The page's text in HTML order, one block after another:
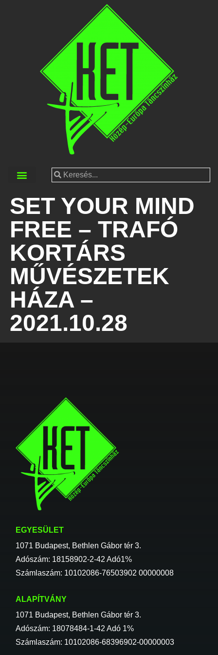
SET YOUR MIND
FREE – TRAFÓ
KORTÁRS
MŰVÉSZETEK
HÁZA –
2021.10.28
EGYESÜLET
1071 Budapest, Bethlen Gábor tér 3.
Adószám: 18158902-2-42 Adó1%
Számlaszám: 10102086-76503902 00000008
ALAPÍTVÁNY
1071 Budapest, Bethlen Gábor tér 3.
Adószám: 18078484-1-42 Adó 1%
Számlaszám: 10102086-68396902-00000003